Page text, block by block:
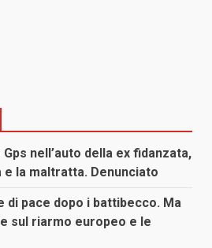
nell’auto della ex fidanzata,
la maltratta. Denunciato
di pace dopo i battibecco. Ma
sul riarmo europeo e le